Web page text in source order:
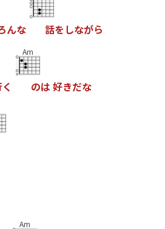
んな 話をしながら
く
Am
のは 好きだな
Am